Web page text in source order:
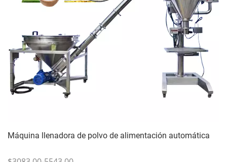
Máquina llenadora de polvo de alimentación automática